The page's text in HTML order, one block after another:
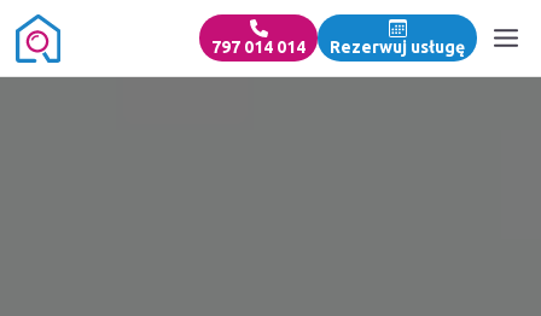
797 014 014 Rezerwuj usługę